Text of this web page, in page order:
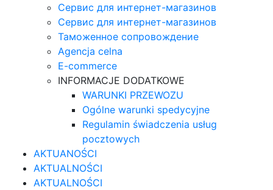
Сервис для интернет-магазинов
Сервис для интернет-магазинов
Таможенное сопровождение
Agencja celna
E-commerce
INFORMACJE DODATKOWE
WARUNKI PRZEWOZU
Ogólne warunki spedycyjne
Regulamin świadczenia usług
pocztowych
AKTUANOŚCI
AKTUALNOŚCI
AKTUALNOŚCI